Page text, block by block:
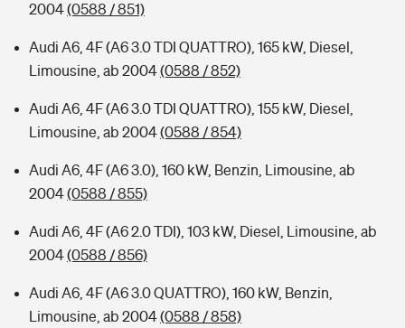
2004(0588 / 851)
Audi A6, 4F (A6 3.0 TDI QUATTRO), 165 kW, Diesel,
Limousine, ab 2004(0588 / 852)
Audi A6, 4F (A6 3.0 TDI QUATTRO), 155 kW, Diesel,
Limousine, ab 2004(0588 / 854)
Audi A6, 4F (A6 3.0), 160 kW, Benzin, Limousine, ab
2004(0588 / 855)
Audi A6, 4F (A6 2.0 TDI), 103 kW, Diesel, Limousine, ab
2004(0588 / 856)
Audi A6, 4F (A6 3.0 QUATTRO), 160 kW, Benzin,
Limousine, ab 2004(0588 / 858)